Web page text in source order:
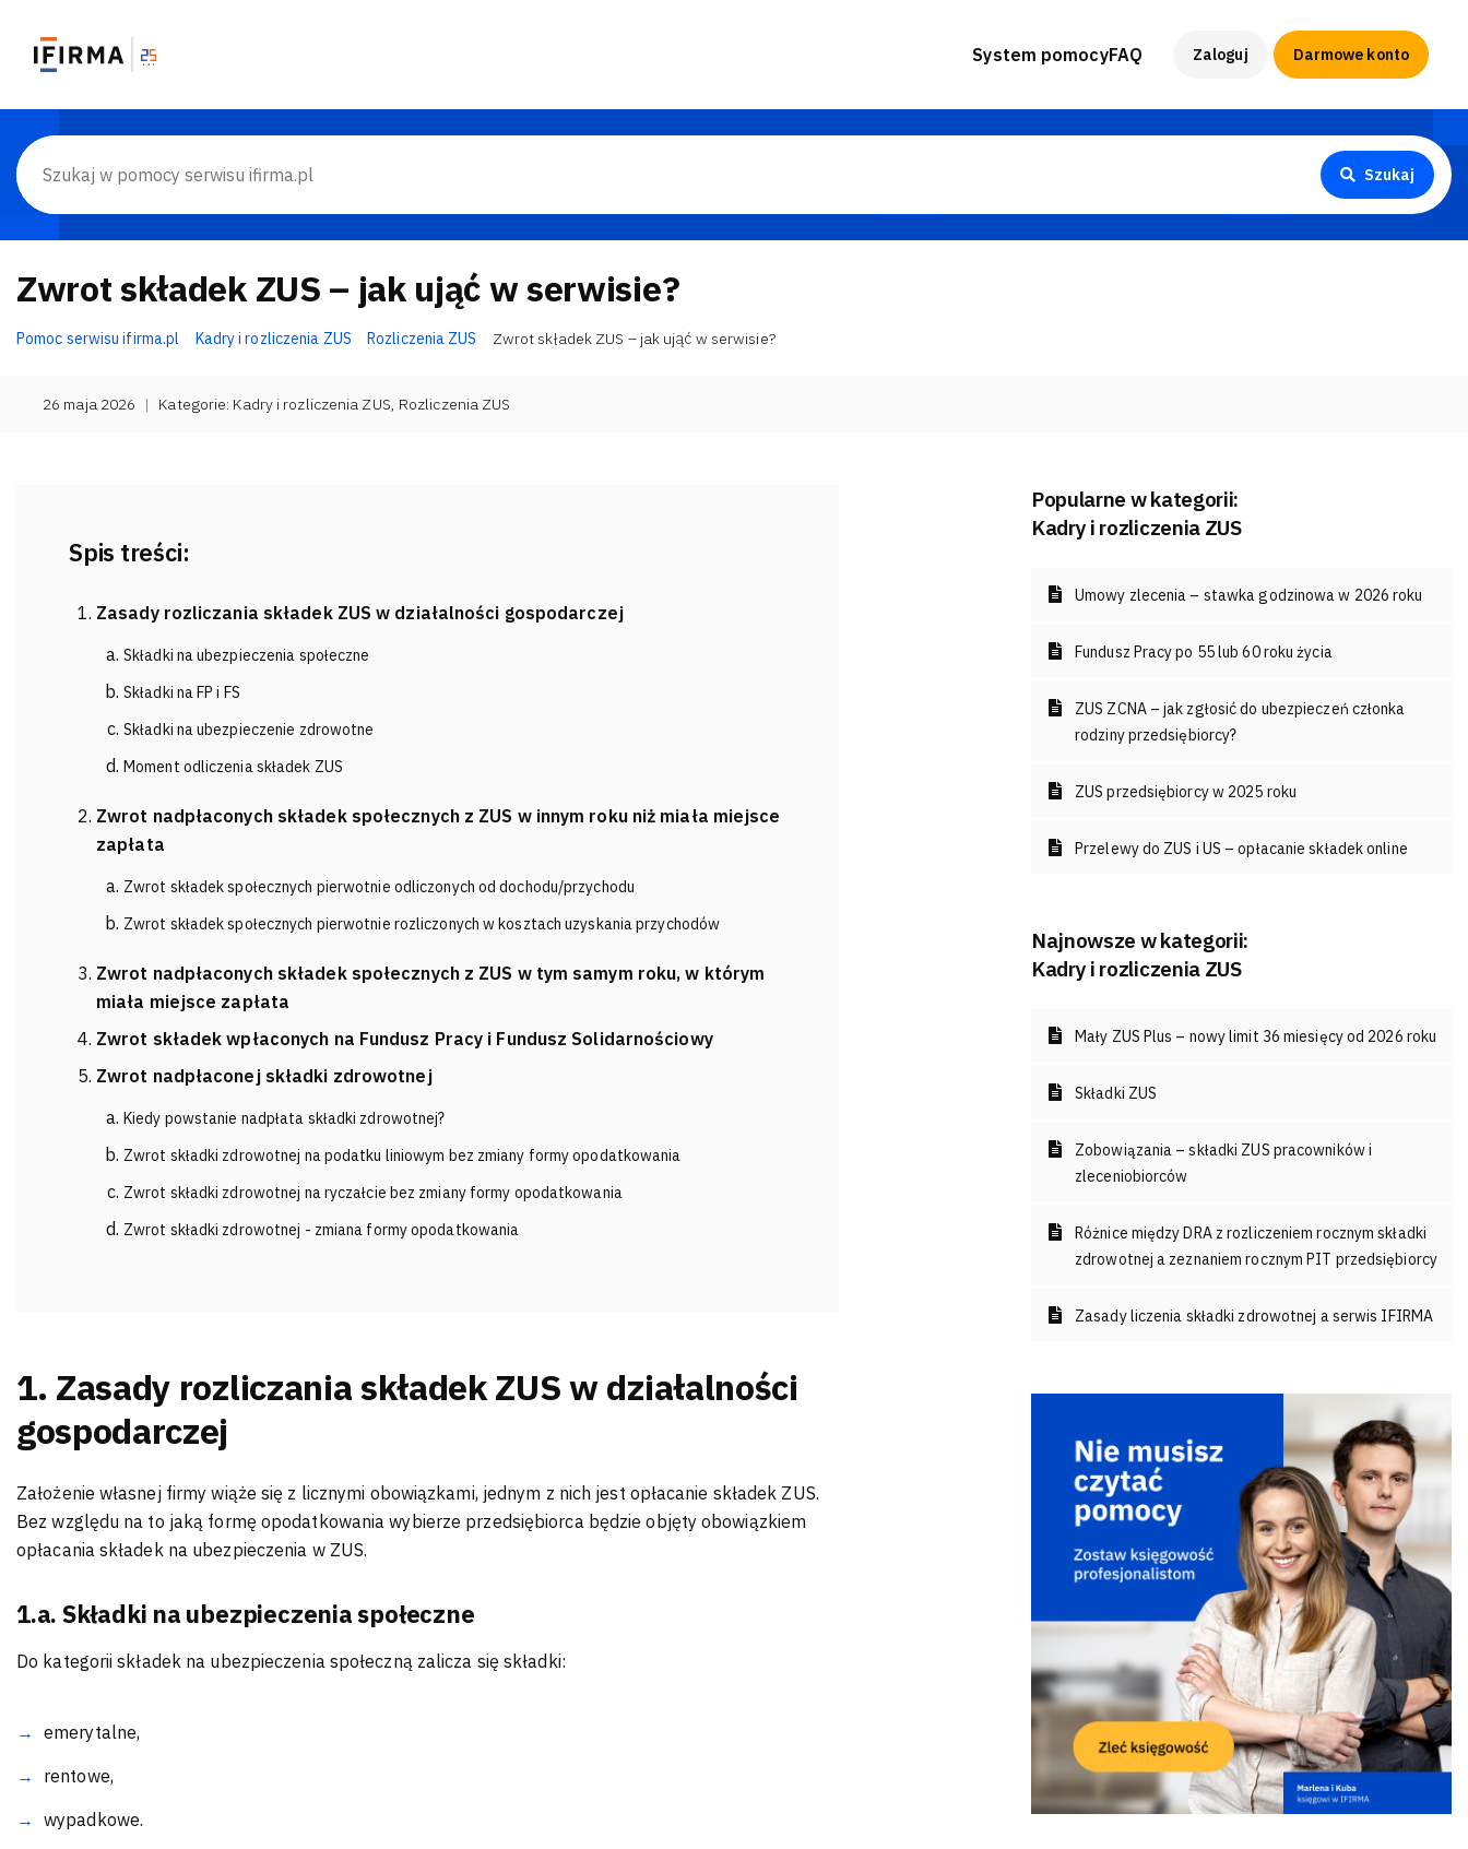
System pomocyFAQ Zaloguj Darmowe konto
Szukaj
Zwrot składek ZUS – jak ująć w serwisie?
Pomoc serwisu ifirma.pl Kadry i rozliczenia ZUS Rozliczenia ZUS Zwrot składek ZUS – jak ująć w serwisie?
26 maja 2026 | Kategorie: Kadry i rozliczenia ZUS, Rozliczenia ZUS
Spis treści:
Zasady rozliczania składek ZUS w działalności gospodarczej
Składki na ubezpieczenia społeczne
Składki na FP i FS
Składki na ubezpieczenie zdrowotne
Moment odliczenia składek ZUS
Zwrot nadpłaconych składek społecznych z ZUS w innym roku niż miała miejsce
zapłata
Zwrot składek społecznych pierwotnie odliczonych od dochodu/przychodu
Zwrot składek społecznych pierwotnie rozliczonych w kosztach uzyskania przychodów
Zwrot nadpłaconych składek społecznych z ZUS w tym samym roku, w którym
miała miejsce zapłata
Zwrot składek wpłaconych na Fundusz Pracy i Fundusz Solidarnościowy
Zwrot nadpłaconej składki zdrowotnej
Kiedy powstanie nadpłata składki zdrowotnej?
Zwrot składki zdrowotnej na podatku liniowym bez zmiany formy opodatkowania
Zwrot składki zdrowotnej na ryczałcie bez zmiany formy opodatkowania
Zwrot składki zdrowotnej - zmiana formy opodatkowania
1. Zasady rozliczania składek ZUS w działalności
gospodarczej
Założenie własnej firmy wiąże się z licznymi obowiązkami, jednym z nich jest opłacanie składek ZUS.
Bez względu na to jaką formę opodatkowania wybierze przedsiębiorca będzie objęty obowiązkiem
opłacania składek na ubezpieczenia w ZUS.
1.a. Składki na ubezpieczenia społeczne
Do kategorii składek na ubezpieczenia społeczną zalicza się składki:
emerytalne,
rentowe,
wypadkowe.
Popularne w kategorii:
Kadry i rozliczenia ZUS
Umowy zlecenia – stawka godzinowa w 2026 roku
Fundusz Pracy po 55 lub 60 roku życia
ZUS ZCNA – jak zgłosić do ubezpieczeń członka
rodziny przedsiębiorcy?
ZUS przedsiębiorcy w 2025 roku
Przelewy do ZUS i US – opłacanie składek online
Najnowsze w kategorii:
Kadry i rozliczenia ZUS
Mały ZUS Plus – nowy limit 36 miesięcy od 2026 roku
Składki ZUS
Zobowiązania – składki ZUS pracowników i
zleceniobiorców
Różnice między DRA z rozliczeniem rocznym składki
zdrowotnej a zeznaniem rocznym PIT przedsiębiorcy
Zasady liczenia składki zdrowotnej a serwis IFIRMA